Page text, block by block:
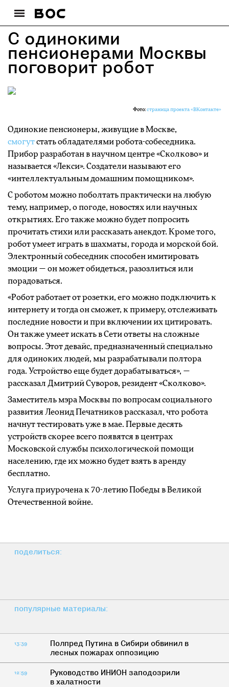
C одинокими
пенсионерами Москвы
поговорит робот
Фото: страница проекта «ВКонтакте»
Одинокие пенсионеры, живущие в Москве,
смогутстать обладателями робота-собеседника.
Прибор разработан в научном центре «Сколково» и
называется «Лекси». Создатели называют его
«интеллектуальным домашним помощником».
С роботом можно поболтать практически на любую
тему, например, о погоде, новостях или научных
открытиях. Его также можно будет попросить
прочитать стихи или рассказать анекдот. Кроме того,
робот умеет играть в шахматы, города и морской бой.
Электронный собеседник способен имитировать
эмоции — он может обидеться, разозлиться или
порадоваться.
«Робот работает от розетки, его можно подключить к
интернету и тогда он сможет, к примеру, отслеживать
последние новости и при включении их цитировать.
Он также умеет искать в Сети ответы на сложные
вопросы. Этот девайс, предназначенный специально
для одиноких людей, мы разрабатывали полтора
года. Устройство еще будет дорабатываться», —
рассказал Дмитрий Суворов, резидент «Сколково».
Заместитель мэра Москвы по вопросам социального
развития Леонид Печатников рассказал, что робота
начнут тестировать уже в мае. Первые десять
устройств скорее всего появятся в центрах
Московской службы психологической помощи
населению, где их можно будет взять в аренду
бесплатно.
Услуга приурочена к 70-летию Победы в Великой
Отечественной войне.
поделиться:
популярные материалы:
13:39
Полпред Путина в Сибири обвинил в
лесных пожарах оппозицию
12:59
Руководство ИНИОН заподозрили
в халатности